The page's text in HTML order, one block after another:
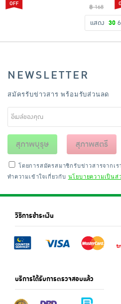
฿ 168
แสดง 30
NEWSLETTER
สมัครรับข่าวสาร พร้อมรับส่วนลด
สุภาพบุรุษ สุภาพสตรี
โดยการสมัครสมาชิกรับข่าวสารจากเ
ทำความเข้าใจเกี่ยวกับ นโยบายความเป็นส่
วิธีการชำระเงิน
บริการได้รับการตรวจสอบแล้ว